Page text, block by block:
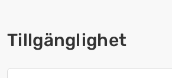
Tillgänglighet